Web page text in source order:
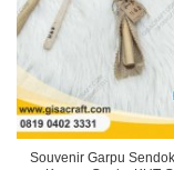
Souvenir Garpu